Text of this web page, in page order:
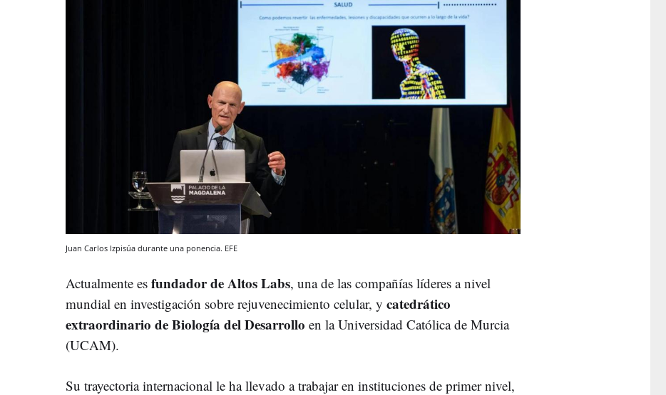
Juan Carlos Izpisúa durante una ponencia. EFE
Actualmente es fundador de Altos Labs, una de las compañías líderes a nivel
mundial en investigación sobre rejuvenecimiento celular, y catedrático
extraordinario de Biología del Desarrollo en la Universidad Católica de Murcia
(UCAM).
Su trayectoria internacional le ha llevado a trabajar en instituciones de primer nivel,